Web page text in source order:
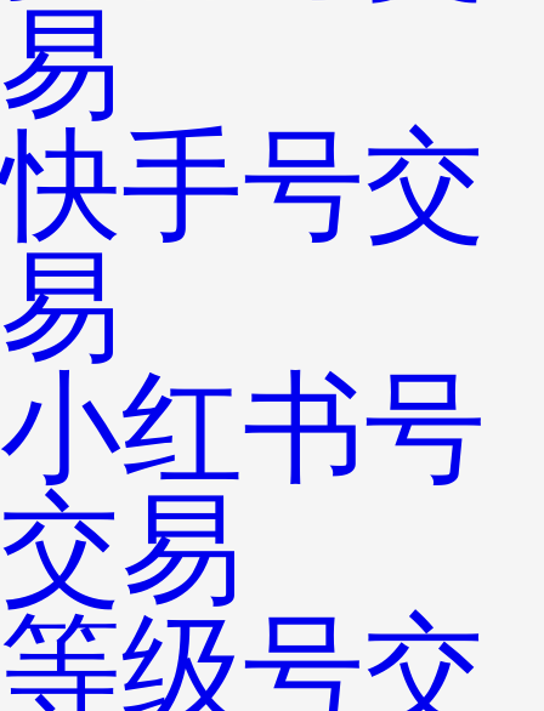
易
快手号交
易
小红书号
交易
等级号交